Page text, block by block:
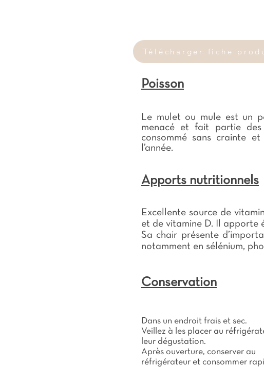
Télécharger fiche
Poisson
Le mulet ou mule est un
menacé et fait partie
consommé sans crainte
l’année.
Apports nutritionnels
Excellente source de
et de vitamine D. Il apporte
Sa chair présente
notamment en sélénium,
Conservation
Dans un endroit frais et sec.
Veillez à les placer au
leur dégustation.
Après ouverture, conserver au
réfrigérateur et consommer